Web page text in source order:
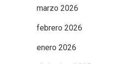
marzo 2026
febrero 2026
enero 2026